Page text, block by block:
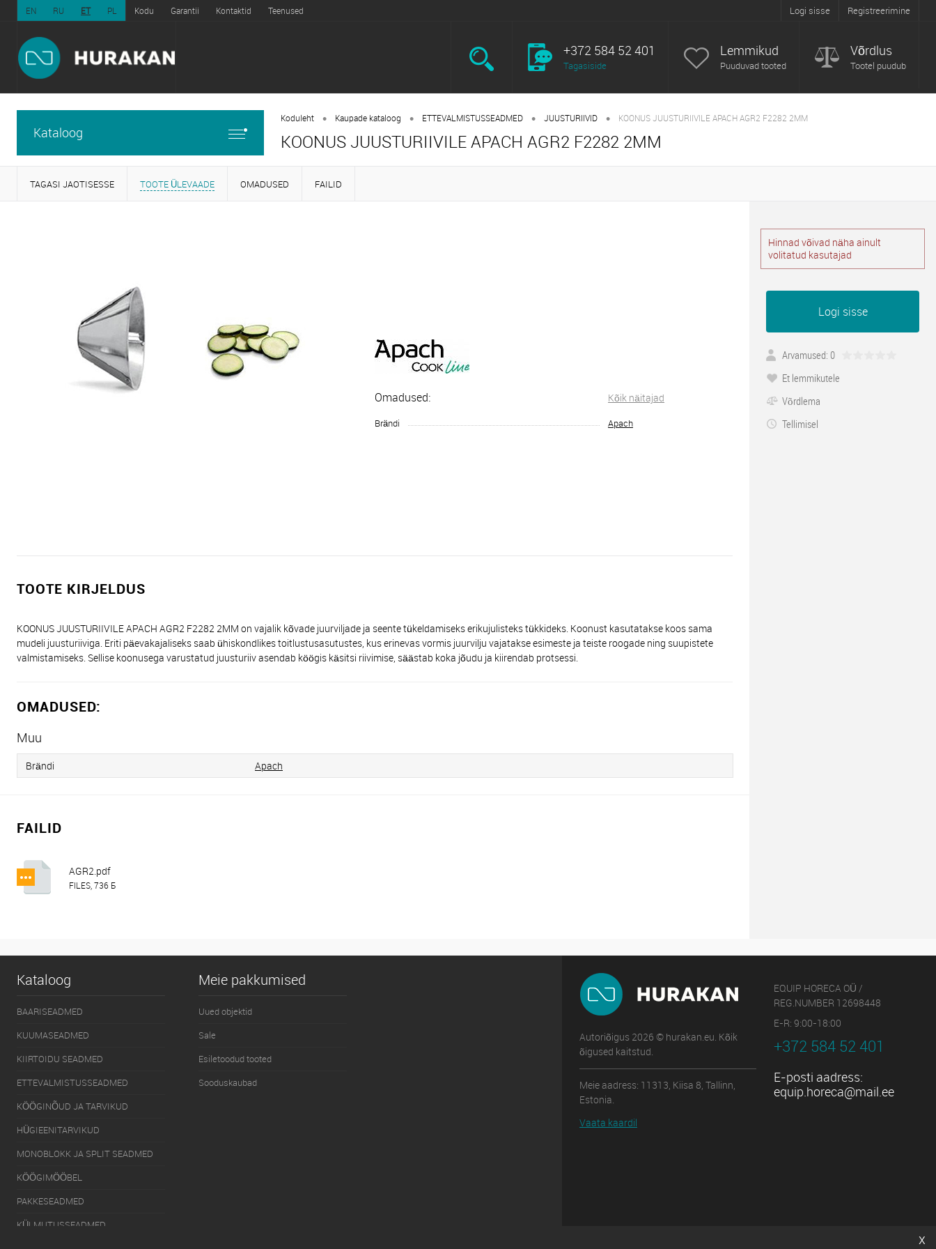
EN RU ET PL Kodu Garantii Kontaktid Teenused Logi sisse Registreerimine
+372 584 52 401
Tagasiside
Lemmikud
Puuduvad tooted
Võrdlus
Tootel puudub
Kataloog
Koduleht • Kaupade kataloog • ETTEVALMISTUSSEADMED • JUUSTURIIVID • KOONUS JUUSTURIIVILE APACH AGR2 F2282 2MM
KOONUS JUUSTURIIVILE APACH AGR2 F2282 2MM
TAGASI JAOTISESSE TOOTE ÜLEVAADE OMADUSED FAILID
Omadused: Kõik näitajad
Brändi Apach
TOOTE KIRJELDUS
KOONUS JUUSTURIIVILE APACH AGR2 F2282 2MM on vajalik kõvade juurviljade ja seente tükeldamiseks erikujulisteks tükkideks. Koonust kasutatakse koos sama
mudeli juusturiiviga. Eriti päevakajaliseks saab ühiskondlikes toitlustusasutustes, kus erinevas vormis juurvilju vajatakse esimeste ja teiste roogade ning suupistete
valmistamiseks. Sellise koonusega varustatud juusturiiv asendab köögis käsitsi riivimise, säästab koka jõudu ja kiirendab protsessi.
OMADUSED:
Muu
Brändi Apach
FAILID
AGR2.pdf
FILES, 736 Б
Hinnad võivad näha ainult
volitatud kasutajad
Logi sisse
Arvamused: 0
Et lemmikutele
Võrdlema
Tellimisel
Kataloog
BAARISEADMED
KUUMASEADMED
KIIRTOIDU SEADMED
ETTEVALMISTUSSEADMED
KÖÖGINÕUD JA TARVIKUD
HÜGIEENITARVIKUD
MONOBLOKK JA SPLIT SEADMED
KÖÖGIMÖÖBEL
PAKKESEADMED
KÜLMUTUSSEADMED
Meie pakkumised
Uued objektid
Sale
Esiletoodud tooted
Sooduskaubad
Autoriõigus 2026 © hurakan.eu. Kõik
õigused kaitstud.
Meie aadress: 11313, Kiisa 8, Tallinn,
Estonia.
Vaata kaardil
EQUIP HORECA OÜ /
REG.NUMBER 12698448
E-R: 9:00-18:00
+372 584 52 401
E-posti aadress:
equip.horeca@mail.ee
x